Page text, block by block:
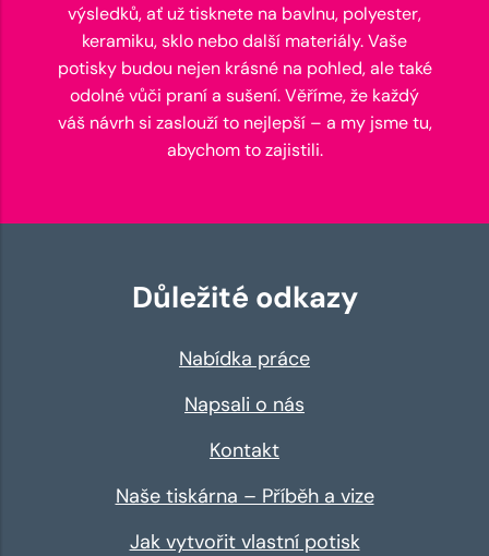
výsledků, ať už tisknete na bavlnu, polyester,
keramiku, sklo nebo další materiály. Vaše
potisky budou nejen krásné na pohled, ale také
odolné vůči praní a sušení. Věříme, že každý
váš návrh si zaslouží to nejlepší – a my jsme tu,
abychom to zajistili.
Důležité odkazy
Nabídka práce
Napsali o nás
Kontakt
Naše tiskárna – Příběh a vize
Jak vytvořit vlastní potisk